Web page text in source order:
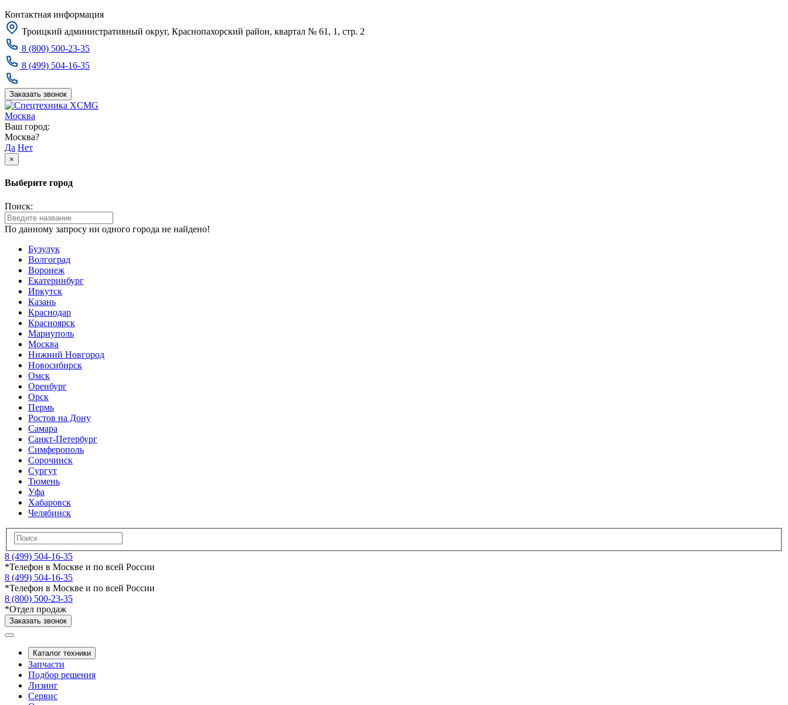
Контактная информация
Троицкий административный округ, Краснопахорский район, квартал № 61, 1, стр. 2
8 (800) 500-23-35
8 (499) 504-16-35
Заказать звонок
Москва
Ваш город:
Москва?
Да Нет
×
Выберите город
Поиск:
По данному запросу ни одного города не найдено!
Бузулук
Волгоград
Воронеж
Екатеринбург
Иркутск
Казань
Краснодар
Красноярск
Мариуполь
Москва
Нижний Новгород
Новосибирск
Омск
Оренбург
Орск
Пермь
Ростов на Дону
Самара
Санкт-Петербург
Симферополь
Сорочинск
Сургут
Тюмень
Уфа
Хабаровск
Челябинск
8 (499) 504-16-35
*Телефон в Москве и по всей России
8 (499) 504-16-35
*Телефон в Москве и по всей России
8 (800) 500-23-35
*Отдел продаж
Заказать звонок
Каталог техники
Запчасти
Подбор решения
Лизинг
Сервис